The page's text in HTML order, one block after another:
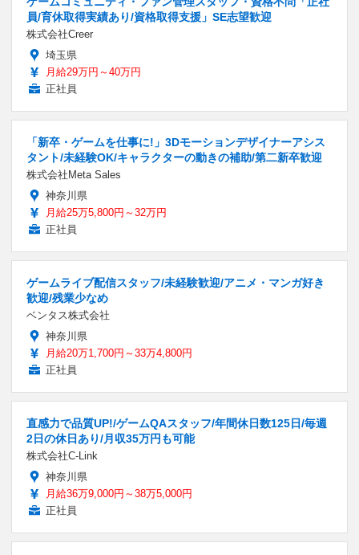
員/育休取得実績あり/資格取得支援」SE志望歓迎
株式会社Creer
埼玉県
月給29万円～40万円
正社員
「新卒・ゲームを仕事に!」3Dモーションデザイナーアシス
タント/未経験OK/キャラクターの動きの補助/第二新卒歓迎
株式会社Meta Sales
神奈川県
月給25万5,800円～32万円
正社員
ゲームライブ配信スタッフ/未経験歓迎/アニメ・マンガ好き
歓迎/残業少なめ
ベンタス株式会社
神奈川県
月給20万1,700円～33万4,800円
正社員
直感力で品質UP!/ゲームQAスタッフ/年間休日数125日/毎週
2日の休日あり/月収35万円も可能
株式会社C-Link
神奈川県
月給36万9,000円～38万5,000円
正社員